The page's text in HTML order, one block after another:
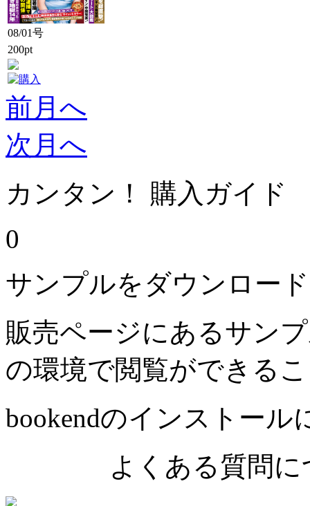
08/01号
200pt
前月へ
次月へ
カンタン！ 購入ガイド
0
サンプルをダウンロー
販売ページにあるサン
の環境で閲覧ができる
bookendのインストール
よくある質問に